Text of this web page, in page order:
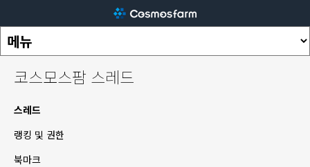
코스모스팜 스레드
스레드
랭킹 및 권한
북마크